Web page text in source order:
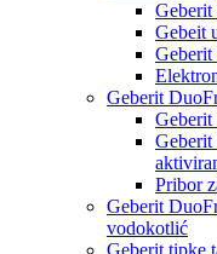
Geberit
Gebeit
Geberit
Geberit
Geberit
Geberit
Pribor
Geberit
vodokotlić